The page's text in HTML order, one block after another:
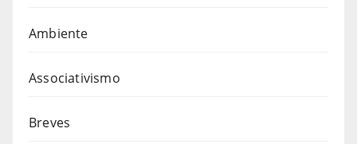
Ambiente
Associativismo
Breves